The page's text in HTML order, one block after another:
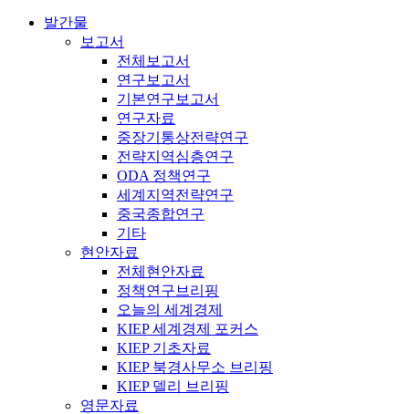
발간물
보고서
전체보고서
연구보고서
기본연구보고서
연구자료
중장기통상전략연구
전략지역심층연구
ODA 정책연구
세계지역전략연구
중국종합연구
기타
현안자료
전체현안자료
정책연구브리핑
오늘의 세계경제
KIEP 세계경제 포커스
KIEP 기초자료
KIEP 북경사무소 브리핑
KIEP 델리 브리핑
영문자료